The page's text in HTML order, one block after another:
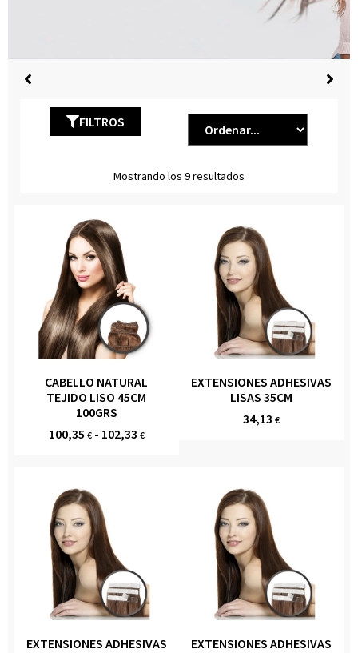
Mostrando los 9 resultados
FILTROS
CABELLO NATURAL
TEJIDO LISO 45CM
100GRS
100,35 € - 102,33 €
EXTENSIONES ADHESIVAS
LISAS 35CM
34,13€
EXTENSIONES ADHESIVAS
EXTENSIONES ADHESIVAS